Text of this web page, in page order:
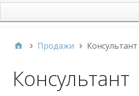
Продажи Консультант
Консультант